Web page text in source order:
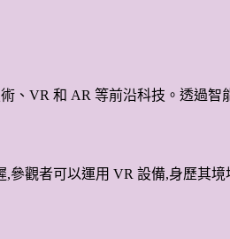
、VR 和 AR 等前沿科技。透過
觀者可以運用 VR 設備,身歷其